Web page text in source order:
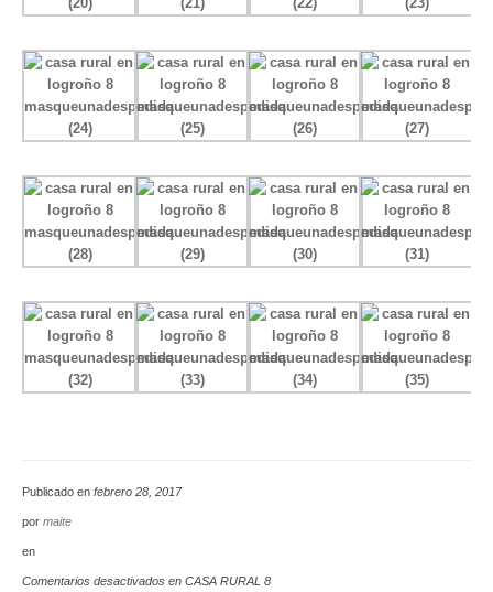
Publicado en febrero 28, 2017
por maite
en
Comentarios desactivados en CASA RURAL 8